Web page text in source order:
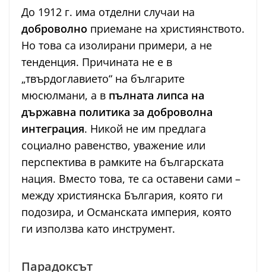
До 1912 г. има отделни случаи на
доброволно приемане на християнството.
Но това са изолирани примери, а не
тенденция. Причината не е в
„твърдоглавието“ на българите
мюсюлмани, а в пълната липса на
държавна политика за доброволна
интеграция. Никой не им предлага
социално равенство, уважение или
перспектива в рамките на българската
нация. Вместо това, те са оставени сами –
между християнска България, която ги
подозира, и Османската империя, която
ги използва като инструмент.
Парадоксът